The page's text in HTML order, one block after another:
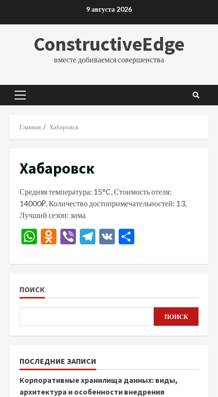
9 августа 2026
ConstructiveEdge
вместе добиваемся совершенства
Основное
Главная Хабаровск
Хабаровск
Средняя температура: 15°C, Стоимость отеля:
14000₽, Количество достопримечательностей: 13,
Лучший сезон: зима
WhatsApp
Odnoklassniki
ViberTelegram
VK
ПОИСК
ПОИСК
ПОСЛЕДНИЕ ЗАПИСИ
Корпоративные хранилища данных: виды,
архитектура и особенности внедрения